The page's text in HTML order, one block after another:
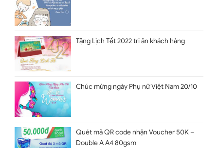
Tặng Lịch Tết 2022 tri ân khách hàng
Chúc mừng ngày Phụ nữ Việt Nam 20/10
Quét mã QR code nhận Voucher 50K –
Double A A4 80gsm